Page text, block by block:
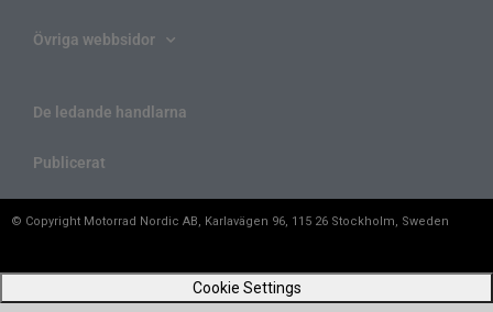
Övriga webbsidor
De ledande handlarna
Publicerat
© Copyright Motorrad Nordic AB, Karlavägen 96, 115 26 Stockholm, Sweden
Cookie Settings